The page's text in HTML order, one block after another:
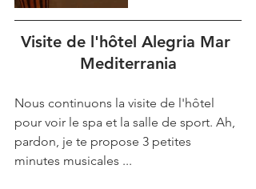
Visite de l'hôtel Alegria Mar
Mediterrania
Nous continuons la visite de l'hôtel
pour voir le spa et la salle de sport. Ah,
pardon, je te propose 3 petites
minutes musicales ...